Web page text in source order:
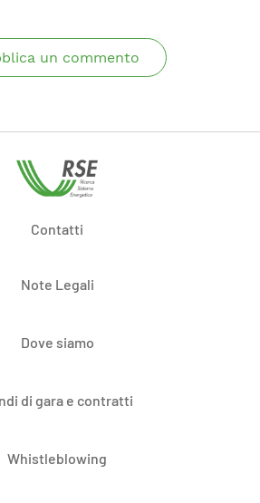
un commento
Contatti
Note Legali
Dove siamo
di gara e contratti
Whistleblowing